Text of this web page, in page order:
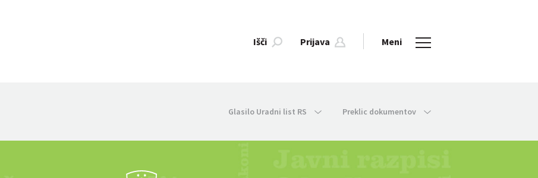
Išči Prijava Meni
Glasilo Uradni list RS Preklic dokumentov